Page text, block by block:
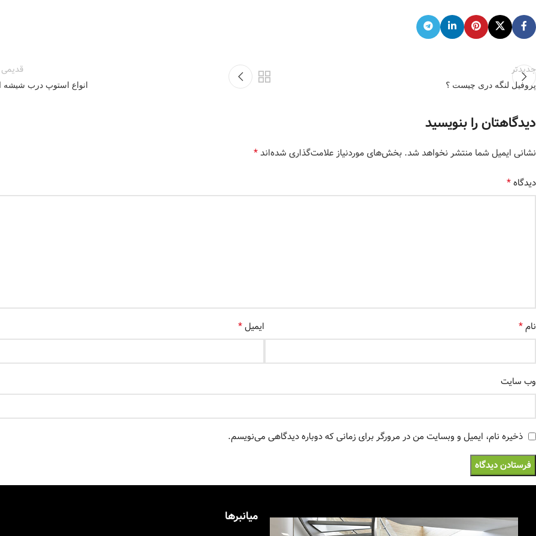
جدیدتر
پروفیل لنگه دری چیست ؟
قدیمی
انواع استوپ درب شیشه
دیدگاهتان را بنویسید
نشانی ایمیل شما منتشر نخواهد شد. بخش‌های موردنیاز علامت‌گذاری شده‌اند*
دیدگاه*
نام* ایمیل*
وب‌ سایت
ذخیره نام، ایمیل و وبسایت من در مرورگر برای زمانی که دوباره دیدگاهی می‌نویسم.
میانبرها